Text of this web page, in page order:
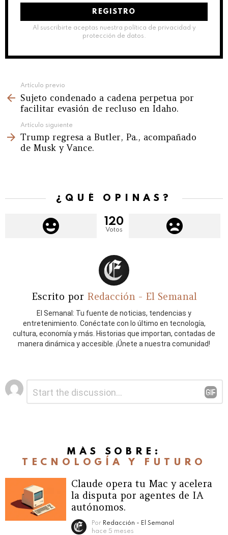
Al suscribirte aceptas nuestra política de privacidad y
protección de datos.
more
Artículo previo
Sujeto condenado a cadena perpetua por
facilitar evasión de recluso en Idaho.
Artículo siguiente
Trump regresa a Butler, Pa., acompañado
de Musk y Vance.
¿QUÉ OPINAS?
120
Votos
Escrito por Redacción - El Semanal
El Semanal: Tu fuente de noticias, tendencias y
entretenimiento. Conéctate con lo último en tecnología,
cultura, economía y más. Historias que importan, contadas de
manera dinámica y accesible. ¡Únete a nuestra comunidad!
Deja
una
MÁS SOBRE:
TECNOLOGÍA Y FUTURO
Claude opera tu Mac y acelera
la disputa por agentes de IA
autónomos.
Por Redacción - El Semanal
hace 5 meses